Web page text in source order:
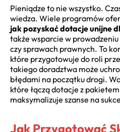
Pieniądze to nie wszystko.
wiedza. Wiele programów
jak pozyskać dotacje unijne
także wsparcie w
czy sprawach prawnych. To
które przygotowuje do roli
takiego doradztwa może
błędami na początku drogi.
które łączą dotacje z
maksymalizuje szanse na
Jak Przygotować